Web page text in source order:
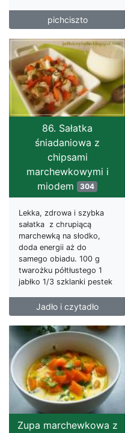
pichciszto
86. Sałatka
śniadaniowa z
chipsami
marchewkowymi i
miodem 304
Lekka, zdrowa i szybka
sałatka z chrupiącą
marchewką na słodko,
doda energii aż do
samego obiadu. 100 g
twarożku półtłustego 1
jabłko 1/3 szklanki pestek
Jadło i czytadło
Zupa marchewkowa z